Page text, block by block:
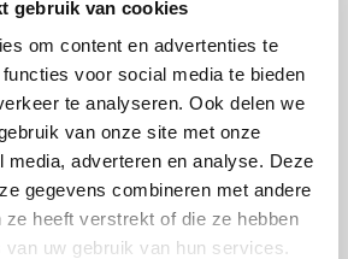
gebruik van cookies
om content en advertenties te
voor social media te bieden
te analyseren. Ook delen we
van onze site met onze
media, adverteren en analyse. Deze
gegevens combineren met andere
ze heeft verstrekt of die ze hebben
uw gebruik van hun services.
breidt intern transportvloot
pallettrucks